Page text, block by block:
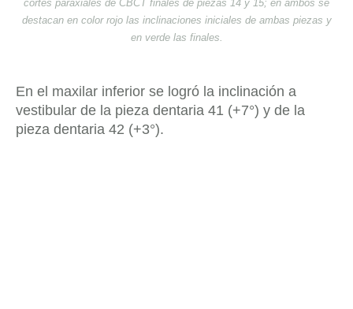
cortes paraxiales de CBCT finales de piezas 14 y 15; en ambos se
destacan en color rojo las inclinaciones iniciales de ambas piezas y
en verde las finales.
En el maxilar inferior se logró la inclinación a
vestibular de la pieza dentaria 41 (+7°) y de la
pieza dentaria 42 (+3°).